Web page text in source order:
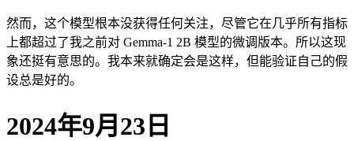
然而，这个模型根本没获得任何关注，尽管它在几乎所有指标
上都超过了我之前对 Gemma-1 2B 模型的微调版本。所以这现
象还挺有意思的。我本来就确定会是这样，但能验证自己的假
设总是好的。
2024年9月23日